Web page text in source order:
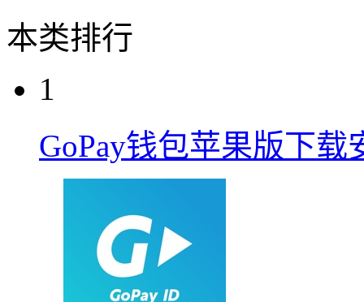
本类排行
1
GoPay钱包苹果版下载